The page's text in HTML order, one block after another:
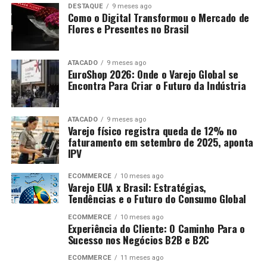
DESTAQUE 9 meses ago
Como o Digital Transformou o Mercado de
Flores e Presentes no Brasil
ATACADO 9 meses ago
EuroShop 2026: Onde o Varejo Global se
Encontra Para Criar o Futuro da Indústria
ATACADO 9 meses ago
Varejo físico registra queda de 12% no
faturamento em setembro de 2025, aponta
IPV
ECOMMERCE 10 meses ago
Varejo EUA x Brasil: Estratégias,
Tendências e o Futuro do Consumo Global
ECOMMERCE 10 meses ago
Experiência do Cliente: O Caminho Para o
Sucesso nos Negócios B2B e B2C
ECOMMERCE 11 meses ago